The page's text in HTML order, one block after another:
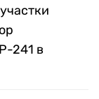
участки
241 в